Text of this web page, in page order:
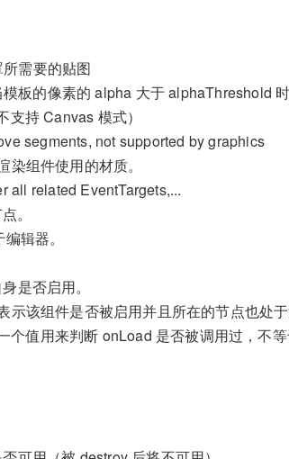
需要的贴图
模板的像素的 alpha 大于 alphaThreshold 时
支持 Canvas 模式）
segments, not supported by graphics
染组件使用的材质。
all related EventTargets,...
。
辑器。
是否启用。
示该组件是否被启用并且所在的节点也处于
个值用来判断 onLoad 是否被调用过，不